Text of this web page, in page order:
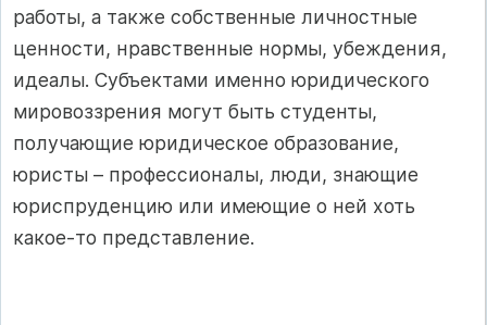
работы, а также собственные личностные
ценности, нравственные нормы, убеждения,
идеалы. Субъектами именно юридического
мировоззрения могут быть студенты,
получающие юридическое образование,
юристы – профессионалы, люди, знающие
юриспруденцию или имеющие о ней хоть
какое-то представление.